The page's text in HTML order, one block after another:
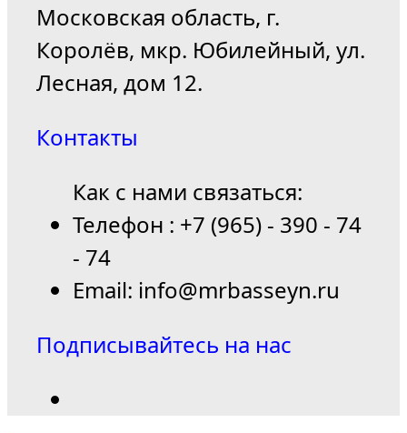
Московская область, г.
Королёв, мкр. Юбилейный, ул.
Лесная, дом 12.
Контакты
Как с нами связаться:
Телефон : +7 (965) - 390 - 74
- 74
Email: info@mrbasseyn.ru
Подписывайтесь на нас